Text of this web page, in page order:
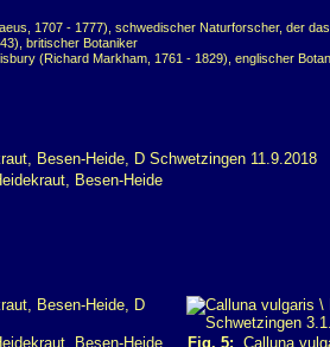
1707 - 1777), schwedischer Naturforscher, der
britischer Botaniker
(Richard Markham, 1761 - 1829), englischer
Besen-Heide
Besen-Heide
Fig. 5: Calluna